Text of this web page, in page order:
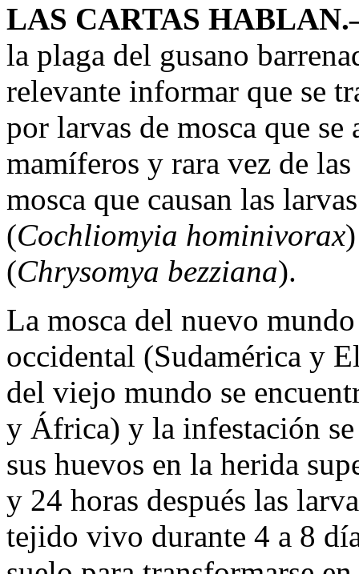
LAS CARTAS
la plaga del gusano
relevante informar que se
por larvas de mosca que
mamíferos y rara vez de las
mosca que causan las
(Cochliomyia hominivorax
(Chrysomya bezziana).
La mosca del nuevo
occidental (Sudamérica y
del viejo mundo se
y África) y la infestación se
sus huevos en la herida
y 24 horas después las
tejido vivo durante 4 a 8